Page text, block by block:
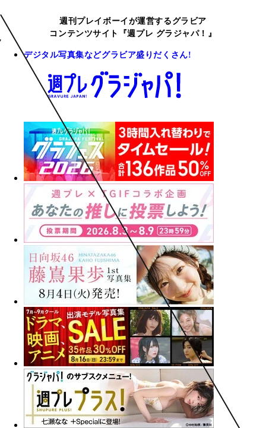
週刊プレイボーイが運営するグラビア
コンテンツサイト『週プレ グラジャパ！』
デジタル写真集などグラビア盛りだくさん!